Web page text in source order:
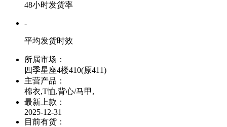
48小时发货率
-
平均发货时效
所属市场：
四季星座4楼410(原411)
主营产品：
棉衣,T恤,背心/马甲,
最新上款：
2025-12-31
目前有货：